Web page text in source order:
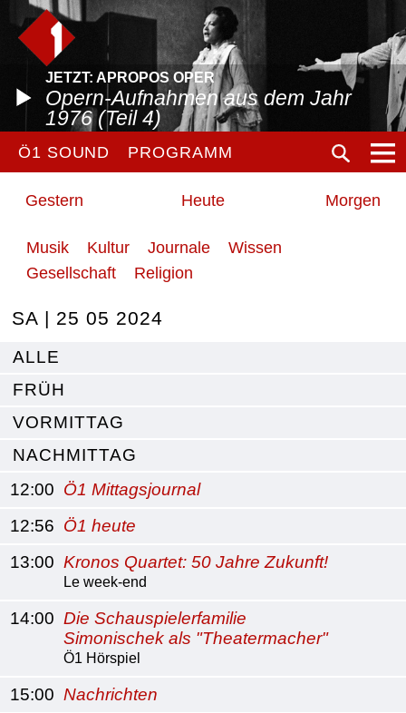
JETZT: APROPOS OPER
Opern-Aufnahmen aus dem Jahr
1976 (Teil 4)
Ö1 SOUND PROGRAMM
Gestern Heute Morgen
Musik Kultur Journale
Wissen
Gesellschaft
Religion
SA | 25 05 2024
ALLE
FRÜH
VORMITTAG
NACHMITTAG
12:00 Ö1 Mittagsjournal
12:56 Ö1 heute
13:00 Kronos Quartet: 50 Jahre Zukunft!
Le week-end
14:00 Die Schauspielerfamilie
Simonischek als "Theatermacher"
Ö1 Hörspiel
15:00 Nachrichten